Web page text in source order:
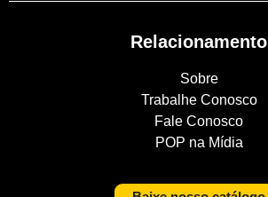
Relacionamento
Sobre
Trabalhe Conosco
Fale Conosco
POP na Mídia